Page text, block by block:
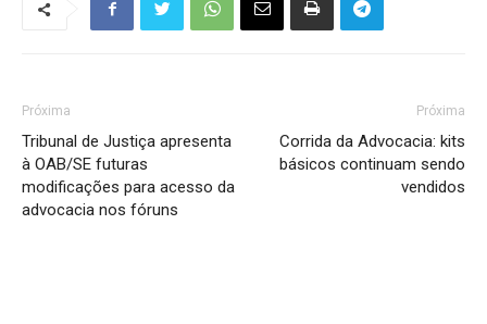
Próxima
Tribunal de Justiça apresenta
à OAB/SE futuras
modificações para acesso da
advocacia nos fóruns
Próxima
Corrida da Advocacia: kits
básicos continuam sendo
vendidos